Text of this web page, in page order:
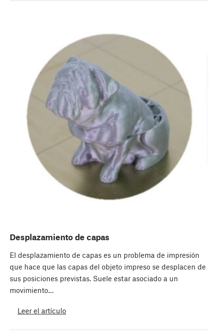
Desplazamiento de capas
El desplazamiento de capas es un problema de impresión
que hace que las capas del objeto impreso se desplacen de
sus posiciones previstas. Suele estar asociado a un
movimiento…
Leer el artículo